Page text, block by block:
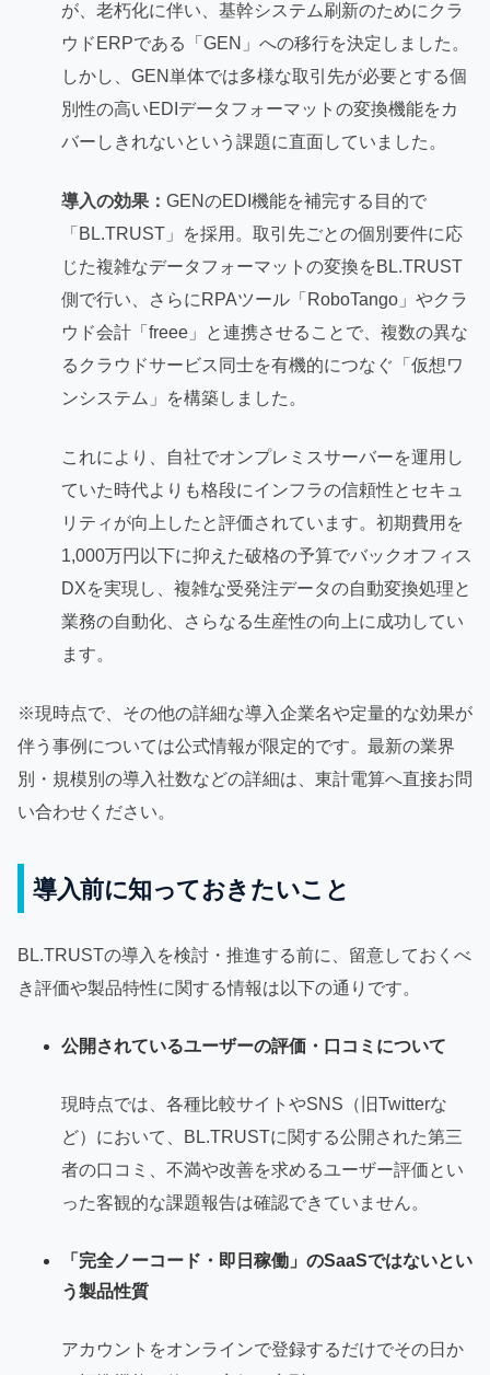
が、老朽化に伴い、基幹システム刷新のためにクラ
ウドERPである「GEN」への移行を決定しました。
しかし、GEN単体では多様な取引先が必要とする個
別性の高いEDIデータフォーマットの変換機能をカ
バーしきれないという課題に直面していました。
導入の効果： GENのEDI機能を補完する目的で
「BL.TRUST」を採用。取引先ごとの個別要件に応
じた複雑なデータフォーマットの変換をBL.TRUST
側で行い、さらにRPAツール「RoboTango」やクラ
ウド会計「freee」と連携させることで、複数の異な
るクラウドサービス同士を有機的につなぐ「仮想ワ
ンシステム」を構築しました。
これにより、自社でオンプレミスサーバーを運用し
ていた時代よりも格段にインフラの信頼性とセキュ
リティが向上したと評価されています。初期費用を
1,000万円以下に抑えた破格の予算でバックオフィス
DXを実現し、複雑な受発注データの自動変換処理と
業務の自動化、さらなる生産性の向上に成功してい
ます。
※現時点で、その他の詳細な導入企業名や定量的な効果が
伴う事例については公式情報が限定的です。最新の業界
別・規模別の導入社数などの詳細は、東計電算へ直接お問
い合わせください。
導入前に知っておきたいこと
BL.TRUSTの導入を検討・推進する前に、留意しておくべ
き評価や製品特性に関する情報は以下の通りです。
公開されているユーザーの評価・口コミについて
現時点では、各種比較サイトやSNS（旧Twitterな
ど）において、BL.TRUSTに関する公開された第三
者の口コミ、不満や改善を求めるユーザー評価とい
った客観的な課題報告は確認できていません。
「完全ノーコード・即日稼働」のSaaSではないとい
う製品性質
アカウントをオンラインで登録するだけでその日か